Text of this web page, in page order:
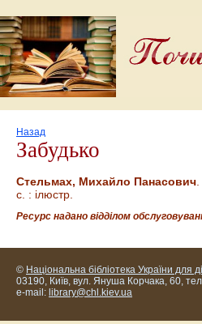
Назад
Забудько
Стельмах, Михайло Панасович
с. : ілюстр.
Ресурс надано відділом
© Національна бібліотека України для
03190, Київ, вул. Януша Корчака, 60,
e-mail: library@chl.kiev.ua